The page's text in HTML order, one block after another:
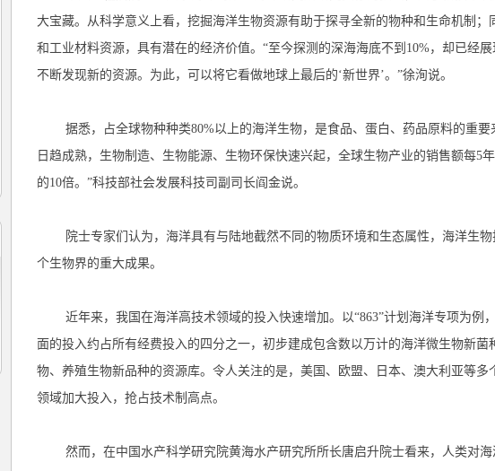
大宝藏。从科学意义上看，挖掘海洋生物资源有助于探寻全新的物种和生命机制；
和工业材料资源，具有潜在的经济价值。“至今探测的深海海底不到 10%，却已经
不断发现新的资源。为此，可以将它看做地球上最后的‘新世界’。”徐洵说。
据悉，占全球物种种类80%以上的海洋生物，是食品、蛋白、药品原料的重要
日趋成熟，生物制造、生物能源、生物环保快速兴起，全球生物产业的销售额每5
的10倍。”科技部社会发展科技司副司长阎金说。
院士专家们认为，海洋具有与陆地截然不同的物质环境和生态属性，海洋生
个生物界的重大成果。
近年来，我国在海洋高技术领域的投入快速增加。以“863”计划海洋专项为例
面的投入约占所有经费投入的四分之一，初步建成包含数以万计的海洋微生物新菌
物、养殖生物新品种的资源库。令人关注的是，美国、欧盟、日本、澳大利亚等多
领域加大投入，抢占技术制高点。
然而，在中国水产科学研究院黄海水产研究所所长唐启升院士看来，人类对